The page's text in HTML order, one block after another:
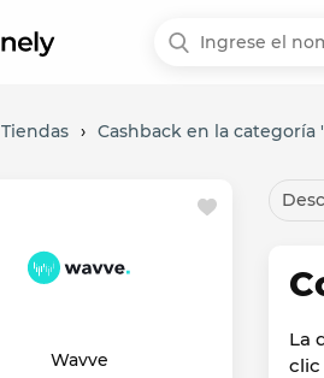
Tiendas › Cashback en la categoría
Wavve
La
clic